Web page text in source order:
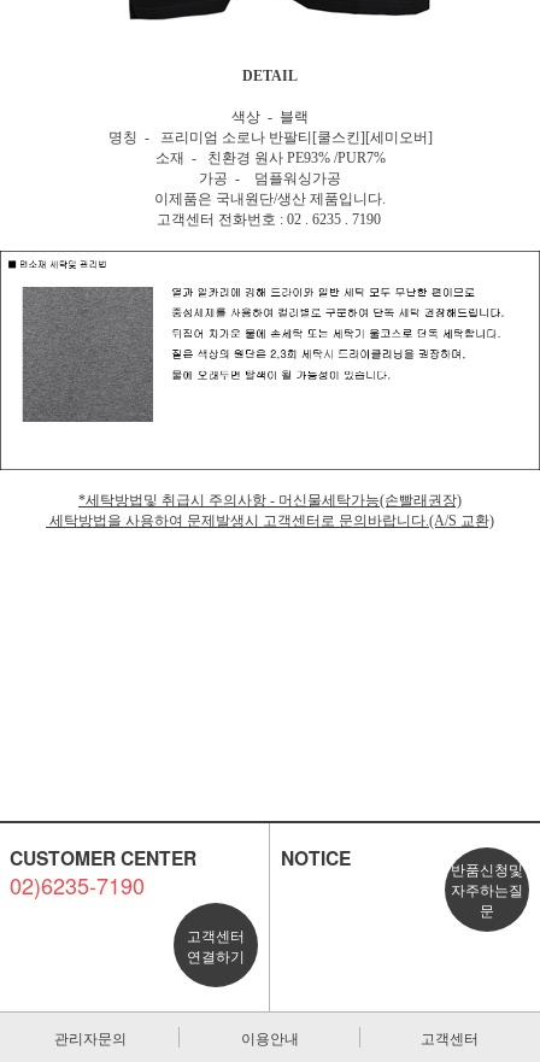
DETAIL
색상 - 블랙
명칭 - 프리미엄 소로나 반팔티[쿨스킨][세미오버]
소재 - 친환경 원사 PE93% /PUR7%
가공 - 덤플워싱가공
이제품은 국내원단/생산 제품입니다.
고객센터 전화번호 : 02 . 6235 . 7190
*세탁방법및 취급시 주의사항 - 머신물세탁가능(손빨래권장)
세탁방법을 사용하여 문제발생시 고객센터로 문의바랍니다.(A/S 교환)
CUSTOMER CENTER
02)6235-7190
고객센터
연결하기
NOTICE
반품신청및
자주하는질
문
관리자문의 이용안내 고객센터